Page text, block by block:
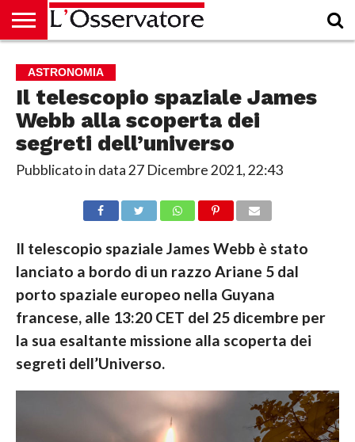
CULTURA
ECONOMIA
RUBRICHE
ARCHIVIO
PODCAST
ABBONAMENTO
CHI
SIAMO
ACCEDI
ASTRONOMIA
Il telescopio spaziale James
Webb alla scoperta dei
segreti dell’universo
Pubblicato in data27 Dicembre 2021, 22:43
Il telescopio spaziale James Webb è stato
lanciato a bordo di un razzo Ariane 5 dal
porto spaziale europeo nella Guyana
francese, alle 13:20 CET del 25 dicembre per
la sua esaltante missione alla scoperta dei
segreti dell’Universo.